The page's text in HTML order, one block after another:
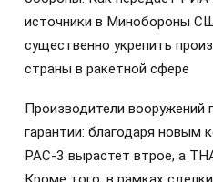
источники в Минобороны
существенно укрепить
страны в ракетной сфере
Производители вооружений
гарантии: благодаря новым
PAC-3 вырастет втрое, а